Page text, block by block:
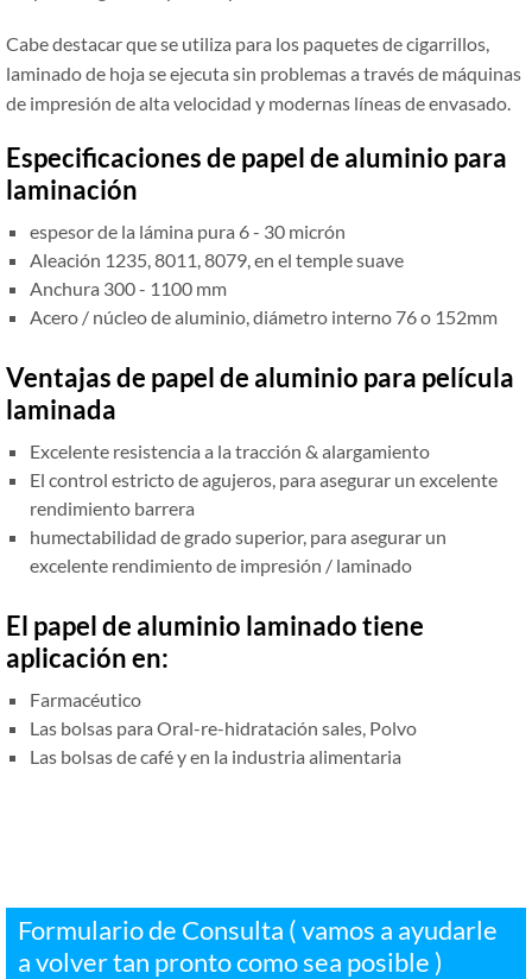
Cabe destacar que se utiliza para los paquetes de cigarrillos,
laminado de hoja se ejecuta sin problemas a través de máquinas
de impresión de alta velocidad y modernas líneas de envasado.
Especificaciones de papel de aluminio para
laminación
espesor de la lámina pura 6 - 30 micrón
Aleación 1235, 8011, 8079, en el temple suave
Anchura 300 - 1100 mm
Acero / núcleo de aluminio, diámetro interno 76 o 152mm
Ventajas de papel de aluminio para película
laminada
Excelente resistencia a la tracción & alargamiento
El control estricto de agujeros, para asegurar un excelente
rendimiento barrera
humectabilidad de grado superior, para asegurar un
excelente rendimiento de impresión / laminado
El papel de aluminio laminado tiene
aplicación en:
Farmacéutico
Las bolsas para Oral-re-hidratación sales, Polvo
Las bolsas de café y en la industria alimentaria
Formulario de Consulta ( vamos a ayudarle
a volver tan pronto como sea posible )